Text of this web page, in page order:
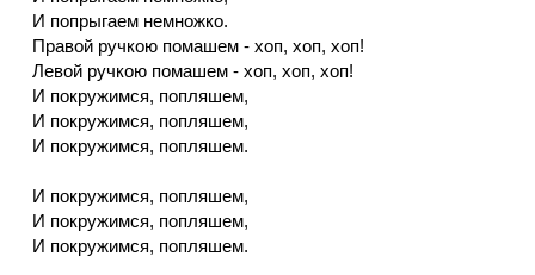
И попрыгаем немножко.
Правой ручкою помашем - хоп, хоп, хоп!
Левой ручкою помашем - хоп, хоп, хоп!
И покружимся, попляшем,
И покружимся, попляшем,
И покружимся, попляшем.
И покружимся, попляшем,
И покружимся, попляшем,
И покружимся, попляшем.